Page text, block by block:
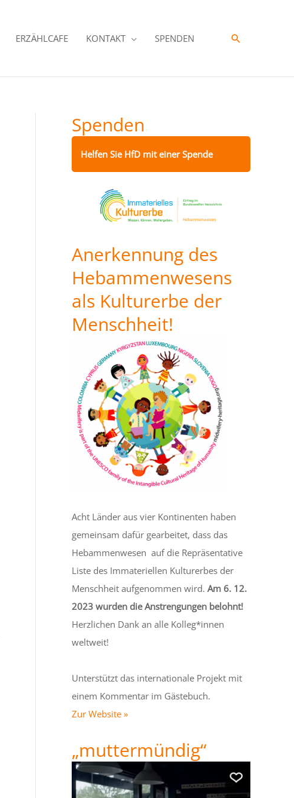
ERZÄHLCAFE KONTAKT SPENDEN Suche
Spenden
Helfen Sie HfD mit einer Spende
Anerkennung des
Hebammenwesens
als Kulturerbe der
Menschheit!
Acht Länder aus vier Kontinenten haben
gemeinsam dafür gearbeitet, dass das
Hebammenwesen auf die Repräsentative
Liste des Immateriellen Kulturerbes der
Menschheit aufgenommen wird. Am 6. 12.
2023 wurden die Anstrengungen belohnt!
Herzlichen Dank an alle Kolleg*innen
weltweit!
Unterstützt das internationale Projekt mit
einem Kommentar im Gästebuch.
Zur Website »
„muttermündig“